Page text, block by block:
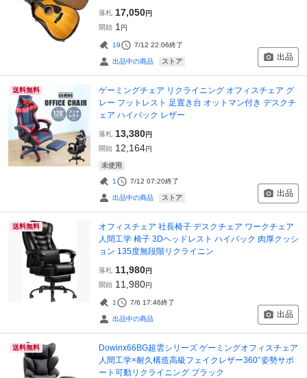
落札 17,050円
開始 1 円
19 7/12 22:06終了
出品中の商品 ストア 出品
送料無料
ゲーミングチェア リクライニング オフィスチェア グ
レー フットレスト 足置き台 オットマン付き デスクチ
ェア ハイバック レザー
落札 13,380円
開始 12,164円
未使用
1 7/12 07:20終了
出品中の商品 ストア 出品
送料無料
オフィスチェア 社長椅子 デスクチェア ワークチェア
人間工学 椅子 3Dヘッドレスト ハイバック 肉厚クッシ
ョン 135度無段階リクライニン
落札 11,980円
開始 11,980円
1 7/6 17:46終了
出品中の商品 出品
送料無料
Dowinx66BG超雲シリーズ ゲーミングオフィスチェア
人間工学×耐久構造高級フェイクレザー360°姿勢サポ
ート可動リクライニング ブラック